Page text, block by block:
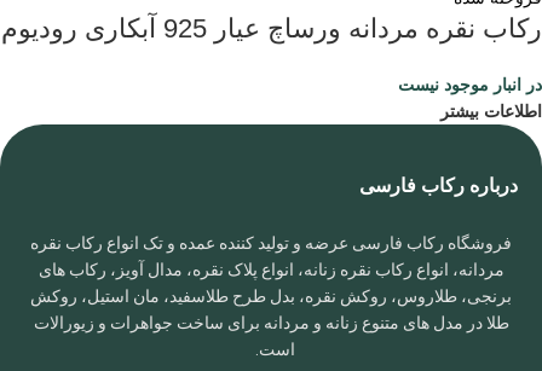
رکاب نقره مردانه ورساچ عیار 925 آبکاری رودیوم
در انبار موجود نیست
اطلاعات بیشتر
درباره رکاب فارسی
فروشگاه رکاب فارسی عرضه و تولید کننده عمده و تک انواع رکاب نقره
مردانه، انواع رکاب نقره زنانه، انواع پلاک نقره، مدال آویز، رکاب های
برنجی، طلاروس، روکش نقره، بدل طرح طلاسفید، مان استیل، روکش
طلا در مدل های متنوع زنانه و مردانه برای ساخت جواهرات و زیورالات
است.